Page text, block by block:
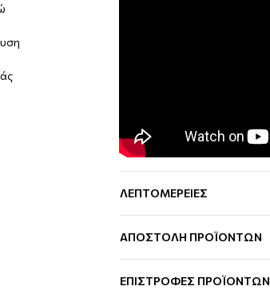
ΛΕΠΤΟΜΕΡΕΙΕΣ
ΑΠΟΣΤΟΛΗ ΠΡΟΪΟΝΤΩΝ
ΕΠΙΣΤΡΟΦΕΣ ΠΡΟΪΟΝΤΩΝ